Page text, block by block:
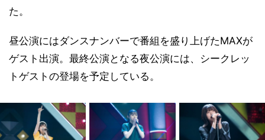
た。
昼公演にはダンスナンバーで番組を盛り上げたMAXが
ゲスト出演。最終公演となる夜公演には、シークレッ
トゲストの登場を予定している。